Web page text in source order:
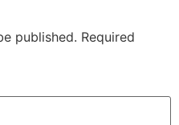
published. Required